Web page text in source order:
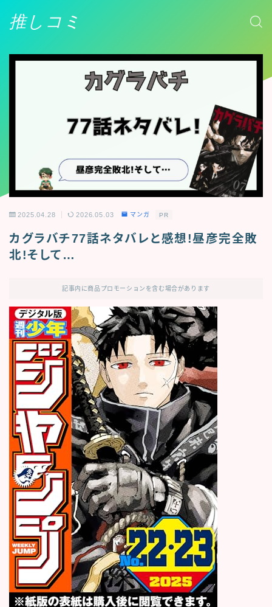
推しコミ
2025.04.28 2026.05.03 マンガ PR
カグラバチ77話ネタバレと感想!昼彦完全敗
北!そして…
記事内に商品プロモーションを含む場合があります